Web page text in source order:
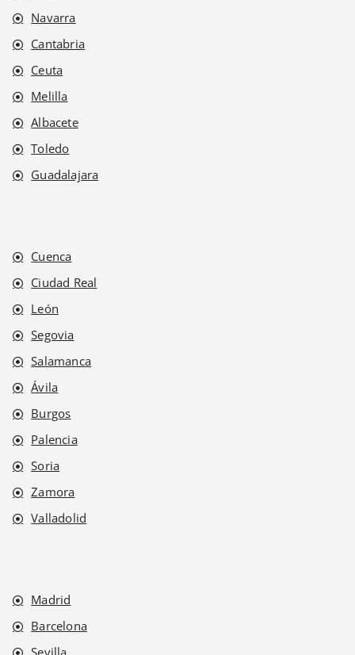
Navarra
Cantabria
Ceuta
Melilla
Albacete
Toledo
Guadalajara
Cuenca
Ciudad Real
León
Segovia
Salamanca
Ávila
Burgos
Palencia
Soria
Zamora
Valladolid
Madrid
Barcelona
Sevilla